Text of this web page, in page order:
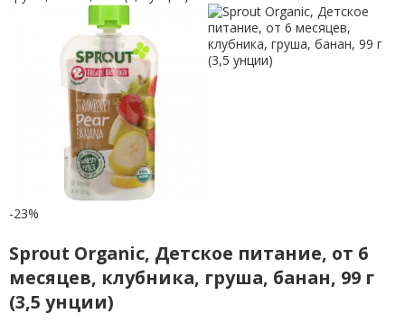
-23%
Sprout Organic, Детское питание, от 6
месяцев, клубника, груша, банан, 99 г
(3,5 унции)